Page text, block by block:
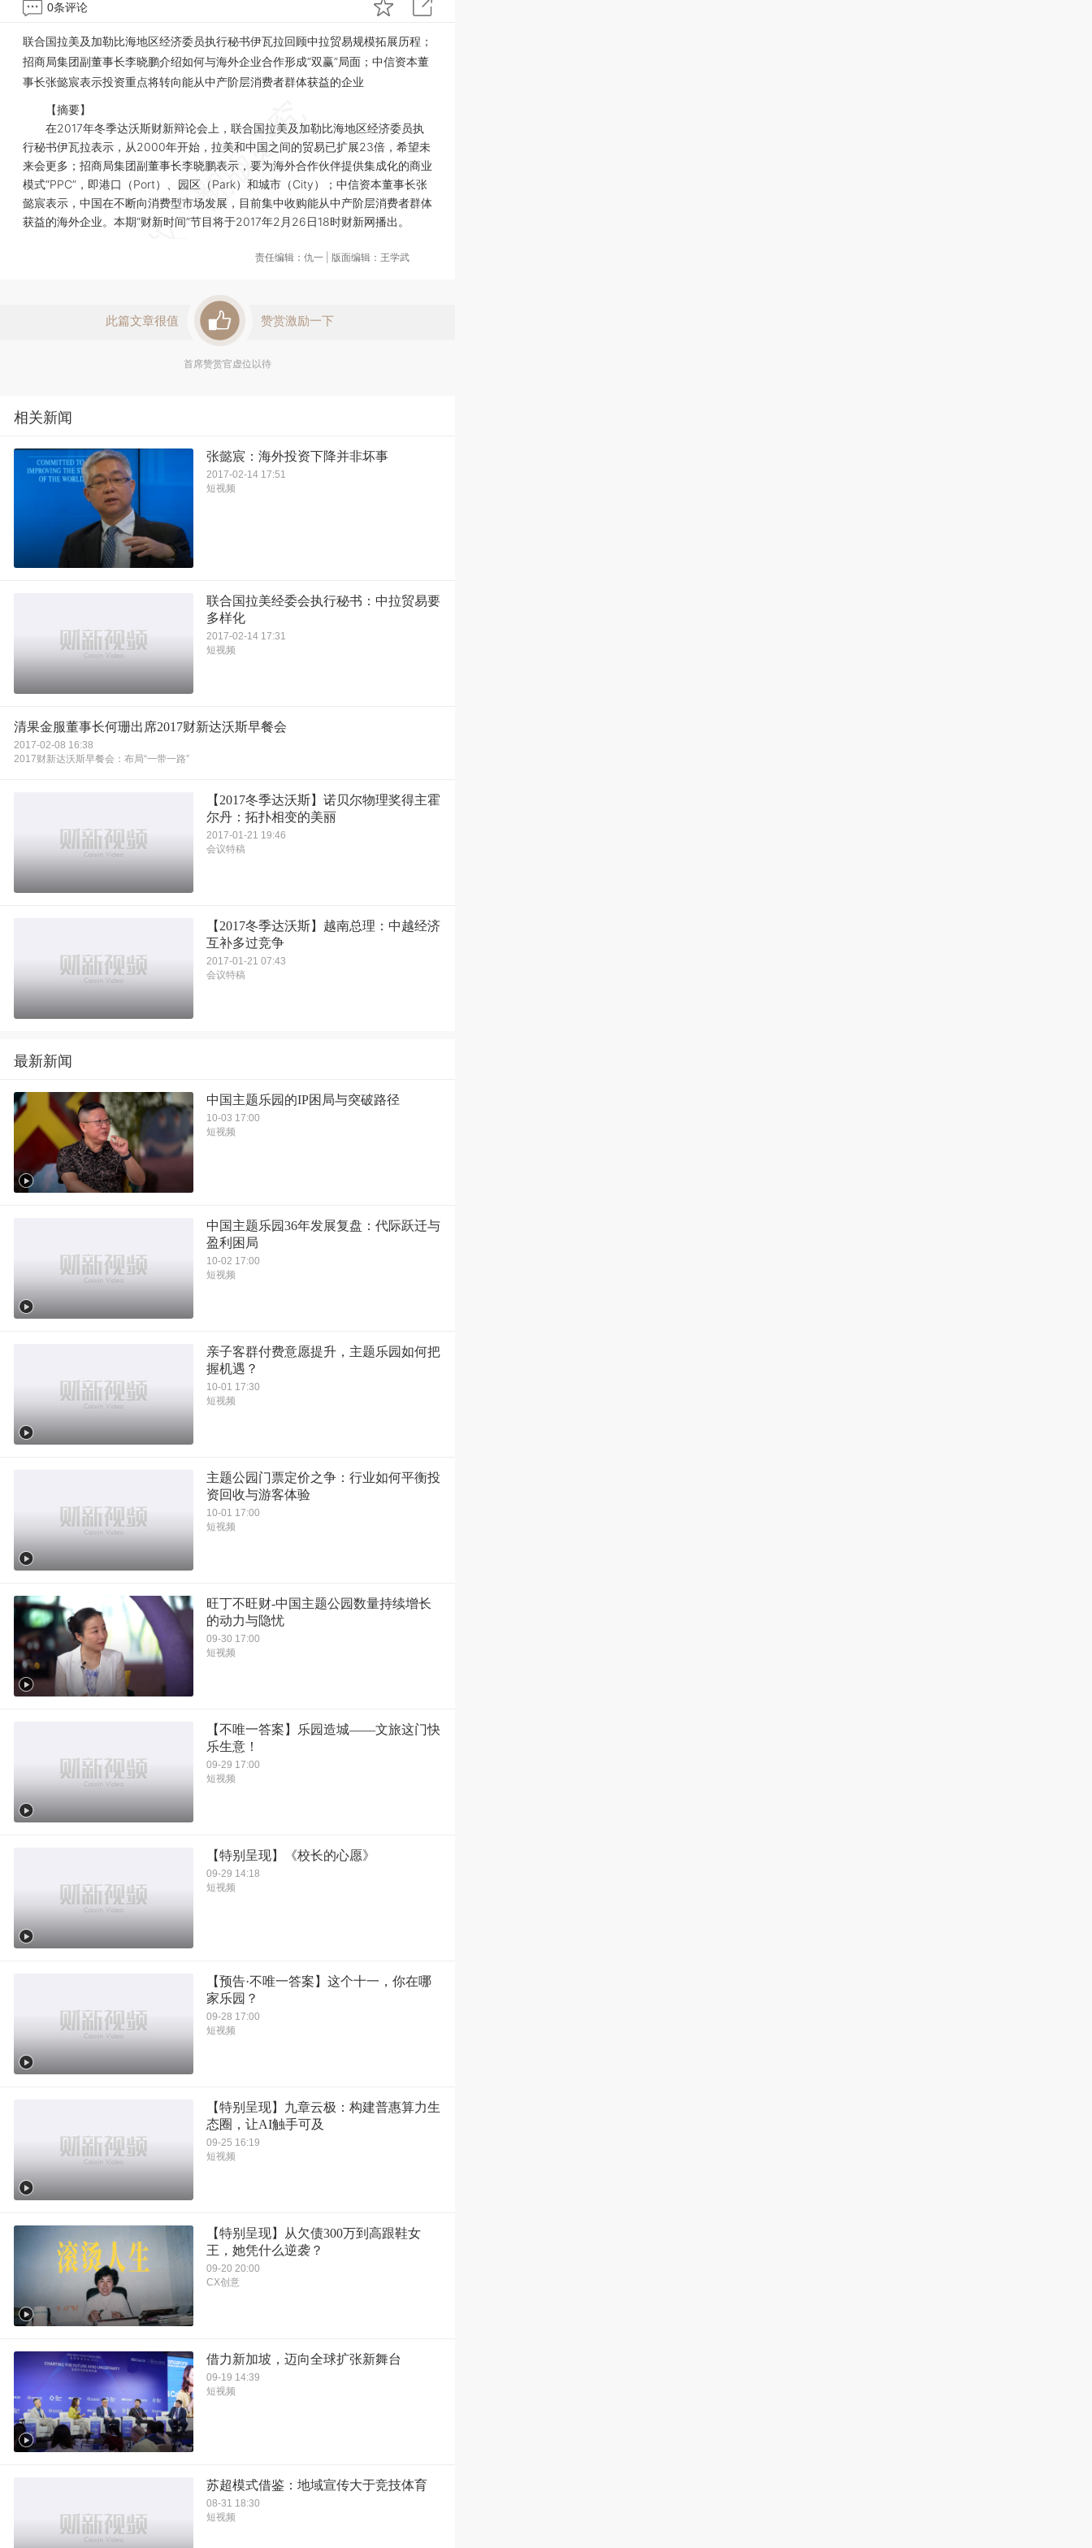
0条评论
联合国拉美及加勒比海地区经济委员执行秘书伊瓦拉回顾中拉贸易规模拓展历程；
招商局集团副董事长李晓鹏介绍如何与海外企业合作形成“双赢”局面；中信资本董
事长张懿宸表示投资重点将转向能从中产阶层消费者群体获益的企业
【摘要】
在2017年冬季达沃斯财新辩论会上，联合国拉美及加勒比海地区经济委员执
行秘书伊瓦拉表示，从2000年开始，拉美和中国之间的贸易已扩展23倍，希望未
来会更多；招商局集团副董事长李晓鹏表示，要为海外合作伙伴提供集成化的商业
模式“PPC”，即港口（Port）、园区（Park）和城市（City）；中信资本董事长张
懿宸表示，中国在不断向消费型市场发展，目前集中收购能从中产阶层消费者群体
获益的海外企业。本期“财新时间”节目将于2017年2月26日18时财新网播出。
责任编辑：仇一 | 版面编辑：王学武
此篇文章很值 赞赏激励一下
首席赞赏官虚位以待
相关新闻
张懿宸：海外投资下降并非坏事
2017-02-14 17:51
短视频
联合国拉美经委会执行秘书：中拉贸易要
多样化
2017-02-14 17:31
短视频
清果金服董事长何珊出席2017财新达沃斯早餐会
2017-02-08 16:38
2017财新达沃斯早餐会：布局“一带一路”
【2017冬季达沃斯】诺贝尔物理奖得主霍
尔丹：拓扑相变的美丽
2017-01-21 19:46
会议特稿
【2017冬季达沃斯】越南总理：中越经济
互补多过竞争
2017-01-21 07:43
会议特稿
最新新闻
中国主题乐园的IP困局与突破路径
10-03 17:00
短视频
中国主题乐园36年发展复盘：代际跃迁与
盈利困局
10-02 17:00
短视频
亲子客群付费意愿提升，主题乐园如何把
握机遇？
10-01 17:30
短视频
主题公园门票定价之争：行业如何平衡投
资回收与游客体验
10-01 17:00
短视频
旺丁不旺财-中国主题公园数量持续增长
的动力与隐忧
09-30 17:00
短视频
【不唯一答案】乐园造城——文旅这门快
乐生意！
09-29 17:00
短视频
【特别呈现】《校长的心愿》
09-29 14:18
短视频
【预告·不唯一答案】这个十一，你在哪
家乐园？
09-28 17:00
短视频
【特别呈现】九章云极：构建普惠算力生
态圈，让AI触手可及
09-25 16:19
短视频
【特别呈现】从欠债300万到高跟鞋女
王，她凭什么逆袭？
09-20 20:00
CX创意
借力新加坡，迈向全球扩张新舞台
09-19 14:39
短视频
苏超模式借鉴：地域宣传大于竞技体育
08-31 18:30
短视频